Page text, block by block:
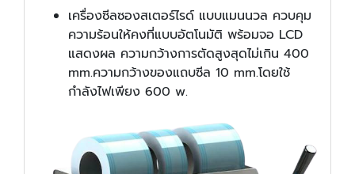
เครื่องซีลซองสเตอร์ไรด์ แบบแมนนวล ควบคุม
ความร้อนให้คงที่แบบอัตโนมัติ พร้อมจอ LCD
แสดงผล ความกว้างการตัดสูงสุดไม่เกิน 400
mm.ความกว้างของแถบซีล 10 mm.โดยใช้
กำลังไฟเพียง 600 w.